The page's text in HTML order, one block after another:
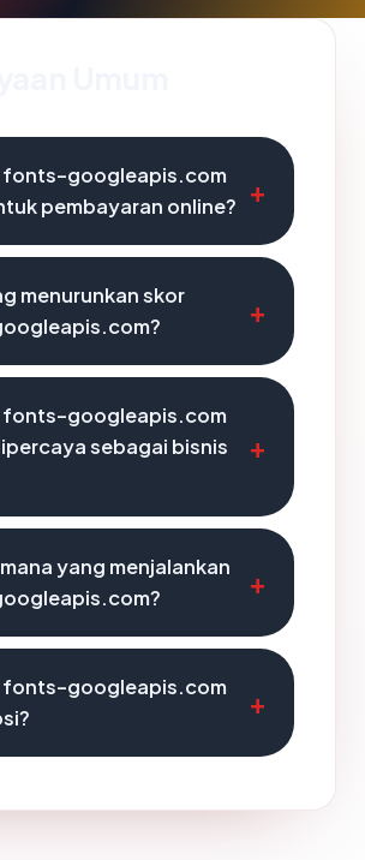
fonts-googleapis.com
pembayaran online?
menurunkan skor
fonts-googleapis.com
sebagai bisnis
yang menjalankan
fonts-googleapis.com